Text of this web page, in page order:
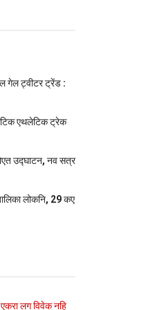
गेल ट्वीटर ट्रेंड :
एथलेटिक ट्रेक
उद्घाटन, नव सत्र
लोकनि, 29 कए
लग विवेक नहि